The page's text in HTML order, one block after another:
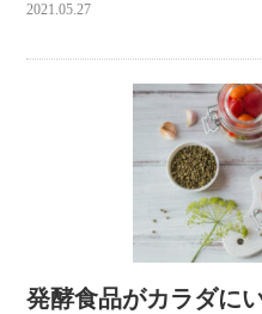
2021.05.27
発酵食品がカラダに